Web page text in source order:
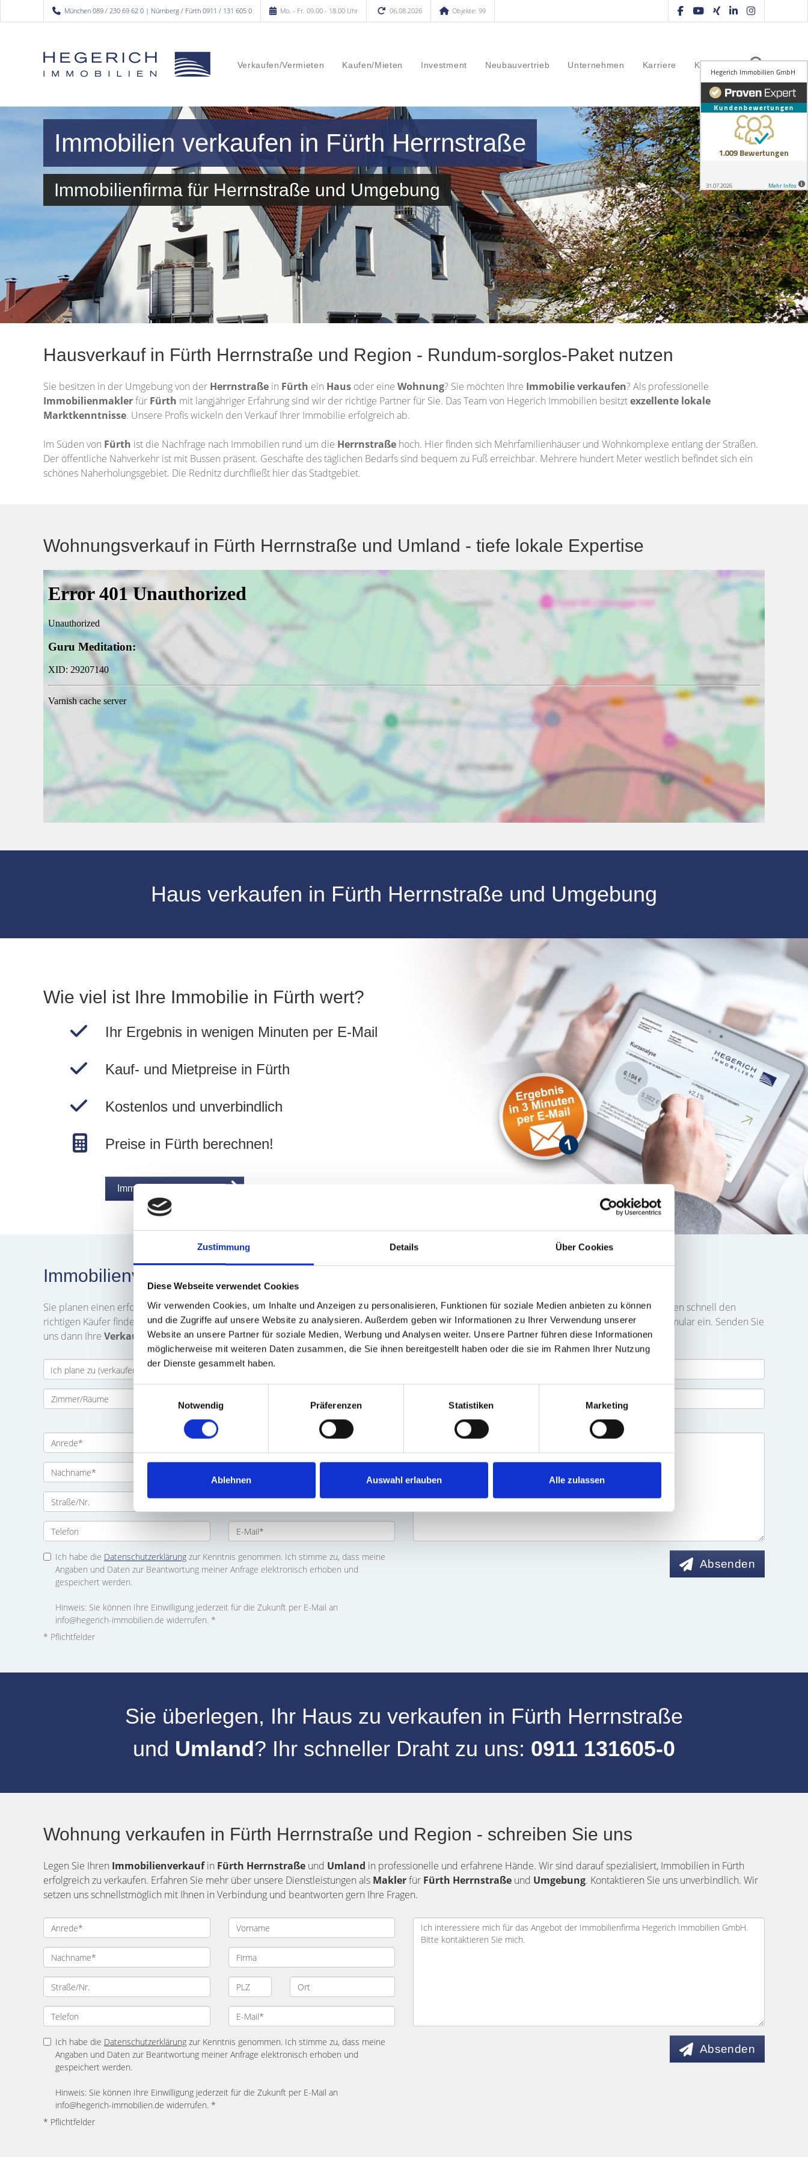
Zustimmung Details Über Cookies
Diese Webseite verwendet Cookies
Wir verwenden Cookies, um Inhalte und Anzeigen zu personalisieren, Funktionen für soziale Medien anbieten zu können
und die Zugriffe auf unsere Website zu analysieren. Außerdem geben wir Informationen zu Ihrer Verwendung unserer
Website an unsere Partner für soziale Medien, Werbung und Analysen weiter. Unsere Partner führen diese Informationen
möglicherweise mit weiteren Daten zusammen, die Sie ihnen bereitgestellt haben oder die sie im Rahmen Ihrer Nutzung
der Dienste gesammelt haben.
Einwilligungsauswahl
Notwendig
Präferenzen Statistiken Marketing
Ablehnen Auswahl erlauben Alle zulassen
München 089 / 230 69 62 0 | Nürnberg / Fürth 0911 / 131 605 0 Mo. - Fr. 09.00 - 18.00 Uhr 06.08.2026 Objekte: 99
Verkaufen/Vermieten Kaufen/Mieten Investment Neubauvertrieb Unternehmen Karriere Kontakt
Immobilien verkaufen in Fürth Herrnstraße
Immobilienfirma für Herrnstraße und Umgebung
Hausverkauf in Fürth Herrnstraße und Region - Rundum-sorglos-Paket nutzen
Sie besitzen in der Umgebung von der Herrnstraße in Fürth ein Haus oder eine Wohnung? Sie möchten Ihre Immobilieverkaufen? Als professionelle
Immobilienmaklerfür Fürth mit langjähriger Erfahrung sind wir der richtige Partner für Sie. Das Team von Hegerich Immobilien besitztexzellente lokale
Marktkenntnisse. Unsere Profis wickeln den Verkauf Ihrer Immobilie erfolgreich ab.
Im Süden von Fürth ist die Nachfrage nach Immobilien rund um die Herrnstraße hoch. Hier finden sich Mehrfamilienhäuser und Wohnkomplexe entlang der Straßen.
Der öffentliche Nahverkehr ist mit Bussen präsent. Geschäfte des täglichen Bedarfs sind bequem zu Fuß erreichbar. Mehrere hundert Meter westlich befindet sich ein
schönes Naherholungsgebiet. Die Rednitz durchfließt hier das Stadtgebiet.
Wohnungsverkauf in Fürth Herrnstraße und Umland - tiefe lokale Expertise
Haus verkaufen in Fürth Herrnstraße und Umgebung
Wie viel ist Ihre Immobilie in Fürth wert?
Ihr Ergebnis in wenigen Minuten per E-Mail
Kauf- und Mietpreise in Fürth
Kostenlos und unverbindlich
Preise in Fürth berechnen!
Immobilie jetzt bewerten
Immobilienverkauf in Fürth Herrnstraße und Umgebung: Käufer finden
Sie planen einen erfolgreichenVerkaufIhrerImmobilieinFürth? Ihr Objekt befindet sich in der Umgebung von derHerrnstraßeund Sie möchten schnell den
richtigen Käufer finden? Das Team von Hegerich Immobilien unterstützt Sie umfassend. Geben Sie die wichtigsten Daten zu Ihrem Objekt in das Formular ein. Senden Sie
uns dann Ihre Verkaufsanfrage . Wir kontaktieren Sie schnellstmöglich und besprechen gern mit Ihnen Ihr Projekt.
Ich habe die Datenschutzerklärung zur Kenntnis genommen. Ich stimme zu, dass meine
Angaben und Daten zur Beantwortung meiner Anfrage elektronisch erhoben und
gespeichert werden.
Hinweis: Sie können Ihre Einwilligung jederzeit für die Zukunft per E-Mail an
info@hegerich-immobilien.de widerrufen. *
* Pflichtfelder
Absenden
Sie überlegen, Ihr Haus zu verkaufen in Fürth Herrnstraße
und Umland? Ihr schneller Draht zu uns: 0911 131605-0
Wohnung verkaufen in Fürth Herrnstraße und Region - schreiben Sie uns
Legen Sie Ihren Immobilienverkaufin Fürth Herrnstraße und Umland in professionelle und erfahrene Hände. Wir sind darauf spezialisiert, Immobilien in Fürth
erfolgreich zu verkaufen. Erfahren Sie mehr über unsere Dienstleistungen als Maklerfür Fürth Herrnstraße und Umgebung. Kontaktieren Sie uns unverbindlich. Wir
setzen uns schnellstmöglich mit Ihnen in Verbindung und beantworten gern Ihre Fragen.
Ich habe die Datenschutzerklärung zur Kenntnis genommen. Ich stimme zu, dass meine
Angaben und Daten zur Beantwortung meiner Anfrage elektronisch erhoben und
gespeichert werden.
Hinweis: Sie können Ihre Einwilligung jederzeit für die Zukunft per E-Mail an
info@hegerich-immobilien.de widerrufen. *
* Pflichtfelder
Absenden